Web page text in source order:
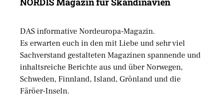
DAS informative Nordeuropa-Magazin.
Es erwarten euch in den mit Liebe und sehr viel
Sachverstand gestalteten Magazinen spannende und
inhaltsreiche Berichte aus und über Norwegen,
Schweden, Finnland, Island, Grönland und die
Färöer-Inseln.